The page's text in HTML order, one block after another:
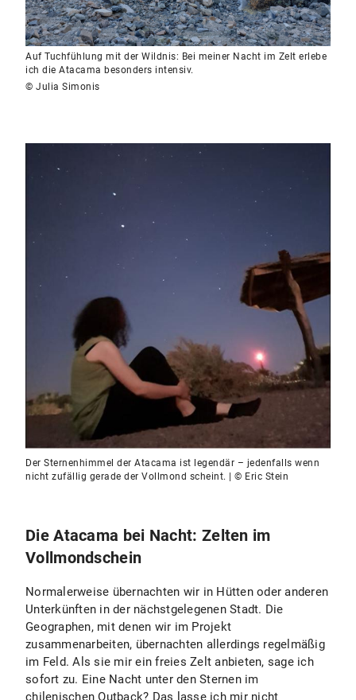
Auf Tuchfühlung mit der Wildnis: Bei meiner Nacht im Zelt erlebe
ich die Atacama besonders intensiv.
© Julia Simonis
Der Sternenhimmel der Atacama ist legendär – jedenfalls wenn
nicht zufällig gerade der Vollmond scheint. | © Eric Stein
Die Atacama bei Nacht: Zelten im
Vollmondschein
Normalerweise übernachten wir in Hütten oder anderen
Unterkünften in der nächstgelegenen Stadt. Die
Geographen, mit denen wir im Projekt
zusammenarbeiten, übernachten allerdings regelmäßig
im Feld. Als sie mir ein freies Zelt anbieten, sage ich
sofort zu. Eine Nacht unter den Sternen im